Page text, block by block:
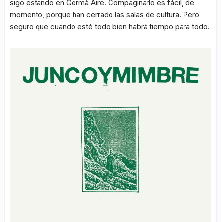
sigo estando en Germà Aire. Compaginarlo es fácil, de
momento, porque han cerrado las salas de cultura. Pero
seguro que cuando esté todo bien habrá tiempo para todo.